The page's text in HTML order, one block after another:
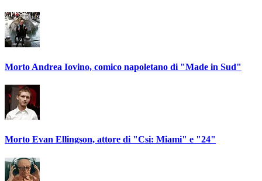
Morto Andrea Iovino, comico napoletano di "Made in Sud"
Morto Evan Ellingson, attore di "Csi: Miami" e "24"